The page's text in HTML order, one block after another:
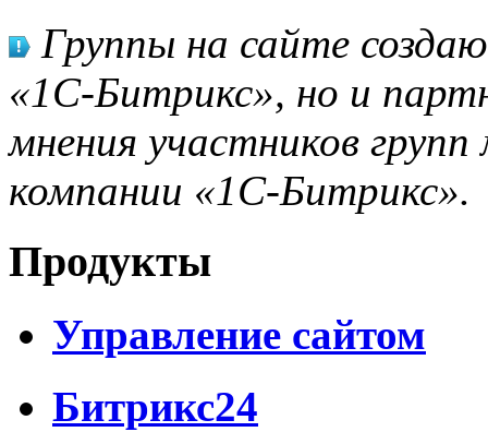
Группы на сайте
«1С-Битрикс», но и
мнения участников
компании «1С-Битрикс».
Продукты
Управление сайтом
Битрикс24